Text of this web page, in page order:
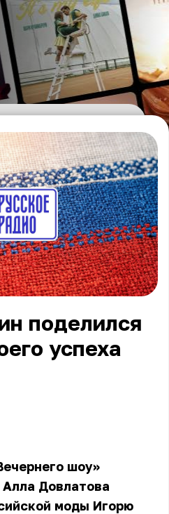
поделился
успеха
шоу»
Довлатова
моды Игорю